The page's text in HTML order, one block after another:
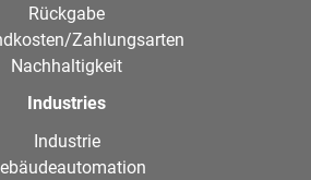
Rückgabe
Zahlungsarten
Nachhaltigkeit
Industries
Industrie